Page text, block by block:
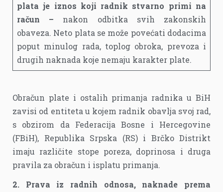
plata je iznos koji radnik stvarno primi na
račun – nakon odbitka svih zakonskih
obaveza. Neto plata se može povećati dodacima
poput minulog rada, toplog obroka, prevoza i
drugih naknada koje nemaju karakter plate.
Obračun plate i ostalih primanja radnika u BiH
zavisi od entiteta u kojem radnik obavlja svoj rad,
s obzirom da Federacija Bosne i Hercegovine
(FBiH), Republika Srpska (RS) i Brčko Distrikt
imaju različite stope poreza, doprinosa i druga
pravila za obračun i isplatu primanja.
2. Prava iz radnih odnosa, naknade prema